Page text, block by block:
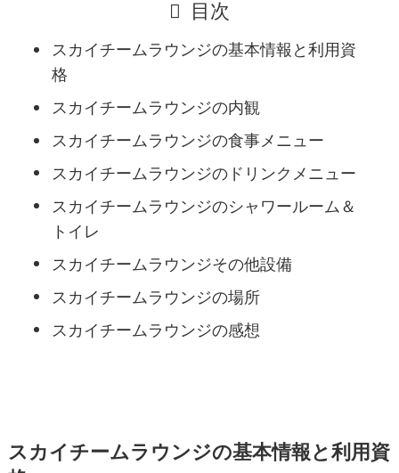
目次
スカイチームラウンジの基本情報と利用資
格
スカイチームラウンジの内観
スカイチームラウンジの食事メニュー
スカイチームラウンジのドリンクメニュー
スカイチームラウンジのシャワールーム＆
トイレ
スカイチームラウンジその他設備
スカイチームラウンジの場所
スカイチームラウンジの感想
スカイチームラウンジの基本情報と利用資